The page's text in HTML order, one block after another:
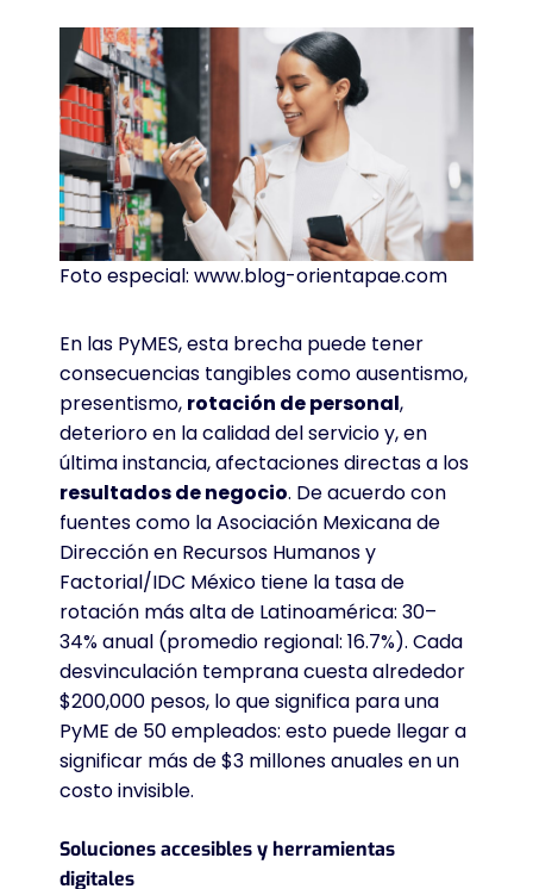
Foto especial: www.blog-orientapae.com
En las PyMES, esta brecha puede tener
consecuencias tangibles como ausentismo,
presentismo, rotación de personal,
deterioro en la calidad del servicio y, en
última instancia, afectaciones directas a los
resultados de negocio. De acuerdo con
fuentes como la Asociación Mexicana de
Dirección en Recursos Humanos y
Factorial/IDC México tiene la tasa de
rotación más alta de Latinoamérica: 30–
34% anual (promedio regional: 16.7%). Cada
desvinculación temprana cuesta alrededor
$200,000 pesos, lo que significa para una
PyME de 50 empleados: esto puede llegar a
significar más de $3 millones anuales en un
costo invisible.
Soluciones accesibles y herramientas
digitales